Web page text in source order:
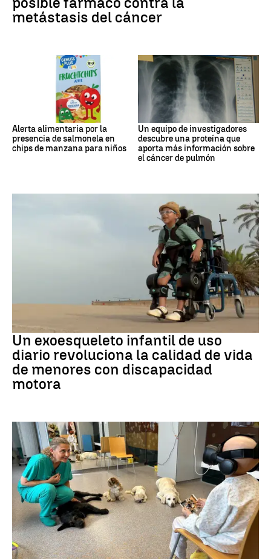
metástasis del cáncer
Alerta alimentaria por la
presencia de salmonela en
chips de manzana para niños
Un equipo de investigadores
descubre una proteína que
aporta más información sobre
el cáncer de pulmón
DISCAPACIDAD
Un exoesqueleto infantil de uso
diario revoluciona la calidad de vida
de menores con discapacidad
motora
Galicia